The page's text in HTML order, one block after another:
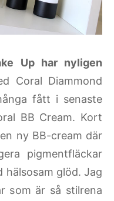
Up har nyligen
Coral Diammond
fått i senaste
BB Cream. Kort
ny BB-cream där
pigmentfläckar
hälsosam glöd. Jag
som är så stilrena